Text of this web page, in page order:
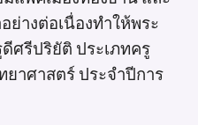
ย่างต่อเนื่องทำให้พระ
ศรีปริยัติ ประเภทครู
ยาศาสตร์ ประจำปีการ